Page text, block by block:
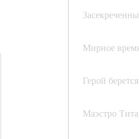
Мирное
Герой
Маэстро